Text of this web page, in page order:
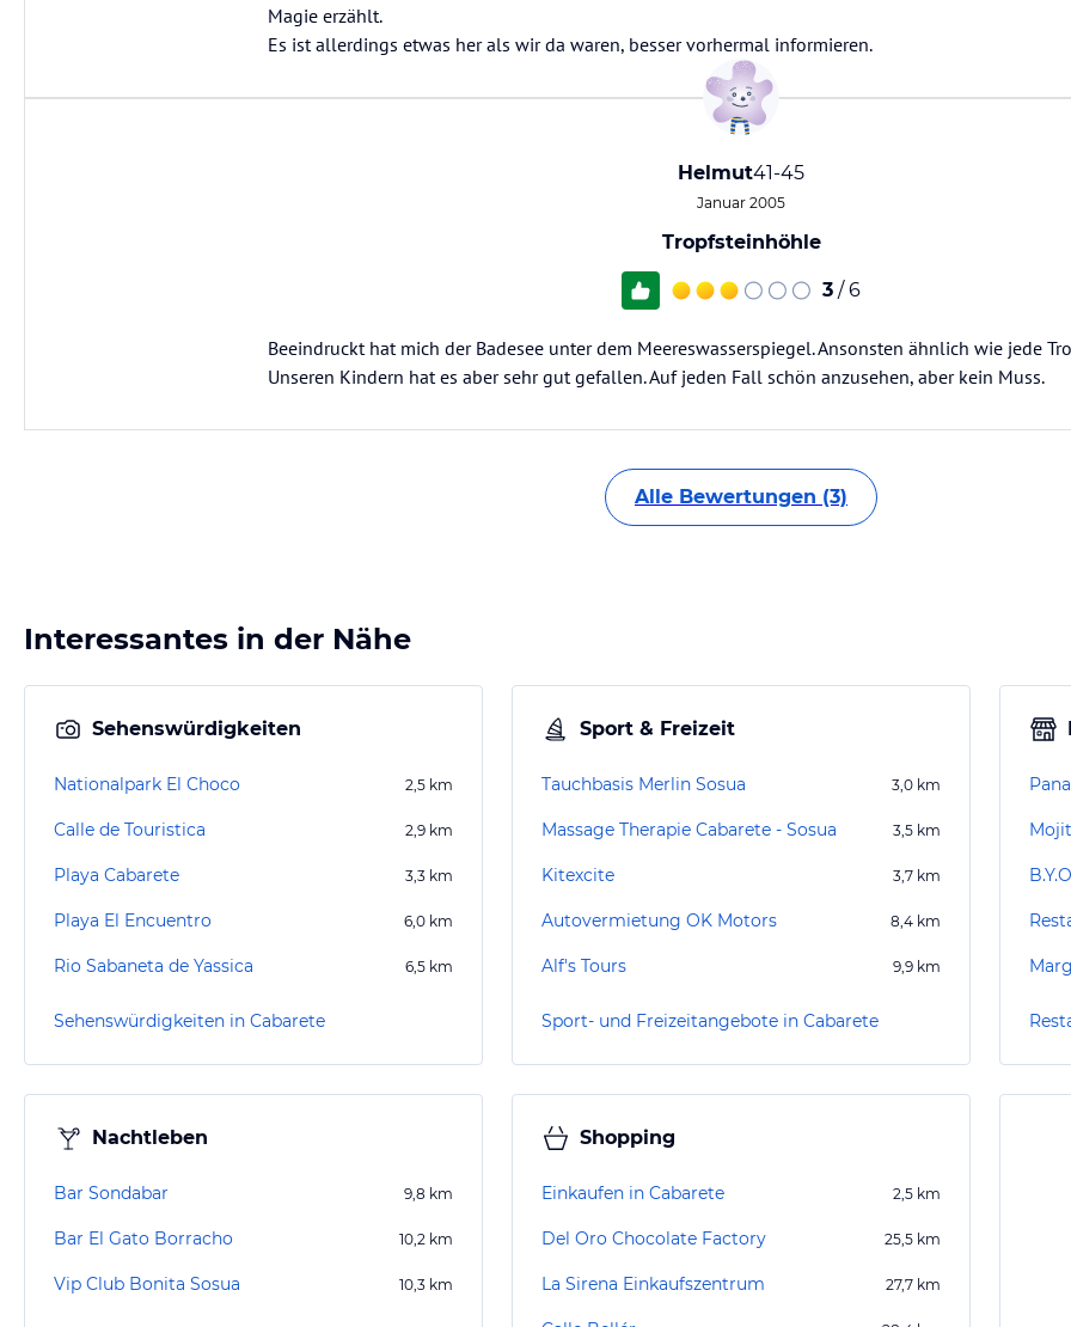
Magie erzählt.
Es ist allerdings etwas her als wir da waren, besser vorhermal informieren.
Helmut41-45
Januar 2005
Tropfsteinhöhle
3 / 6
Beeindruckt hat mich der Badesee unter dem Meereswasserspiegel. Ansonsten ähnlich wie jede
Unseren Kindern hat es aber sehr gut gefallen. Auf jeden Fall schön anzusehen, aber kein Muss.
Alle Bewertungen (3)
Interessantes in der Nähe
Sehenswürdigkeiten
Nationalpark El Choco 2,5 km
Calle de Touristica 2,9 km
Playa Cabarete 3,3 km
Playa El Encuentro 6,0 km
Rio Sabaneta de Yassica 6,5 km
Sehenswürdigkeiten in Cabarete
Sport & Freizeit
Tauchbasis Merlin Sosua 3,0 km
Massage Therapie Cabarete - Sosua 3,5 km
Kitexcite 3,7 km
Autovermietung OK Motors 8,4 km
Alf's Tours 9,9 km
Sport- und Freizeitangebote in Cabarete
Nachtleben
Bar Sondabar 9,8 km
Bar El Gato Borracho 10,2 km
Vip Club Bonita Sosua 10,3 km
Shopping
Einkaufen in Cabarete 2,5 km
Del Oro Chocolate Factory 25,5 km
La Sirena Einkaufszentrum 27,7 km